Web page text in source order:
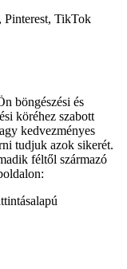
TikTok
böngészési és
köréhez szabott
kedvezményes
tudjuk azok sikerét.
féltől származó